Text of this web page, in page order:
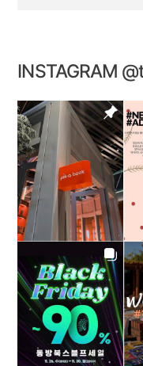
INSTAGRAM